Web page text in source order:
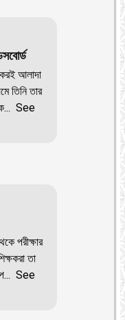
আলাদা
তিনি তার
... See
পরীক্ষার
তা
... See